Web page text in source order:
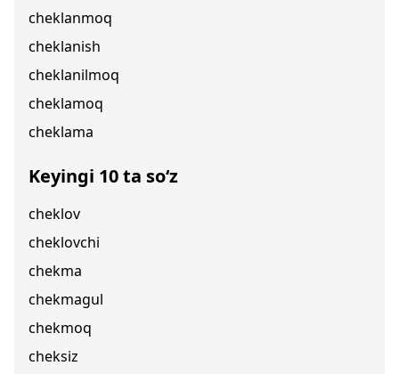
cheklanmoq
cheklanish
cheklanilmoq
cheklamoq
cheklama
Keyingi 10 ta so‘z
cheklov
cheklovchi
chekma
chekmagul
chekmoq
cheksiz